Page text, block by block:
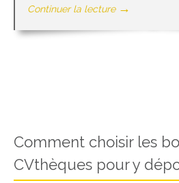
Continuer la lecture →
Comment choisir les
CVthèques pour y